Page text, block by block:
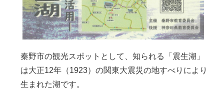
秦野市の観光スポットとして、知られる「震生湖」
は大正12年（1923）の関東大震災の地すべりにより
生まれた湖です。